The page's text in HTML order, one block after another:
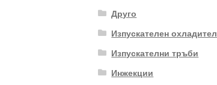
Друго
Изпускателен охладител
Изпускателни тръби
Инжекции